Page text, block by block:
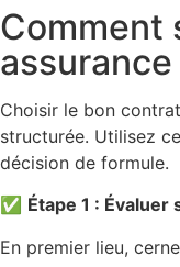
Comment
Choisir le bon
structurée. Utilisez
décision de formule.
✅ Étape 1 :
En premier lieu,